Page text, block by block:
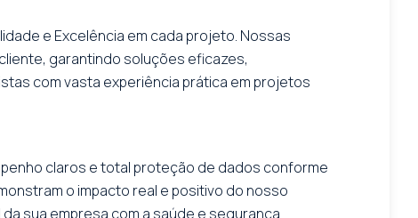
e Excelência em cada projeto. Nossas
garantindo soluções eficazes,
com vasta experiência prática em projetos
claros e total proteção de dados conforme
o impacto real e positivo do nosso
sua empresa com a saúde e segurança